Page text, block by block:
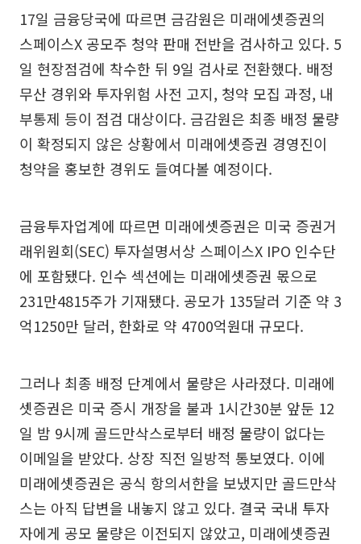
17일 금융당국에 따르면 금감원은 미래에셋증권의
스페이스X 공모주 청약 판매 전반을 검사하고 있다. 5
일 현장점검에 착수한 뒤 9일 검사로 전환했다. 배정
무산 경위와 투자위험 사전 고지, 청약 모집 과정, 내
부통제 등이 점검 대상이다. 금감원은 최종 배정 물량
이 확정되지 않은 상황에서 미래에셋증권 경영진이
청약을 홍보한 경위도 들여다볼 예정이다.
금융투자업계에 따르면 미래에셋증권은 미국 증권거
래위원회(SEC) 투자설명서상 스페이스X IPO 인수단
에 포함됐다. 인수 섹션에는 미래에셋증권 몫으로
231만4815주가 기재됐다. 공모가 135달러 기준 약 3
억1250만 달러, 한화로 약 4700억원대 규모다.
그러나 최종 배정 단계에서 물량은 사라졌다. 미래에
셋증권은 미국 증시 개장을 불과 1시간30분 앞둔 12
일 밤 9시께 골드만삭스로부터 배정 물량이 없다는
이메일을 받았다. 상장 직전 일방적 통보였다. 이에
미래에셋증권은 공식 항의서한을 보냈지만 골드만삭
스는 아직 답변을 내놓지 않고 있다. 결국 국내 투자
자에게 공모 물량은 이전되지 않았고, 미래에셋증권